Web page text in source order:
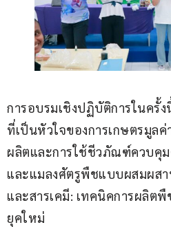
การอบรมเชิงปฏิบัติการในครั้
ที่เป็นหัวใจของการเกษตรมูลค่
ผลิตและการใช้ชีวภัณฑ์ควบคุม
และแมลงศัตรูพืชแบบผสมผส
และสารเคมี: เทคนิคการผลิต
ยุคใหม่